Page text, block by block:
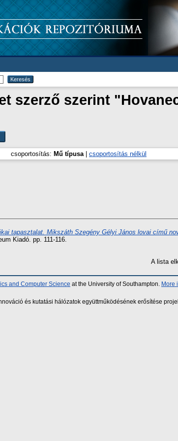
szerző szerint "
csoportosítás: Mű típusa| csoportosítás nélkül
tapasztalat. Mikszáth Szegény Gélyi János lovai című
Kiadó. pp. 111-116.
A lista
and Computer Science at the University of Southampton.
More
és kutatási hálózatok együttműködésének erősítése